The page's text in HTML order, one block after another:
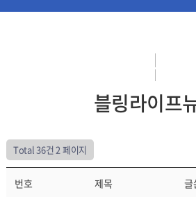
블링라이프
Total 36건 2 페이지
번호 제목 글